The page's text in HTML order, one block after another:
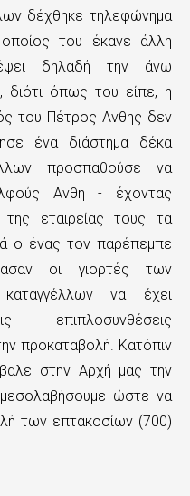
δέχθηκε τηλεφώνημα
του έκανε άλλη
δηλαδή την άνω
όπως του είπε, η
του Πέτρος Ανθης δεν
ένα διάστημα δέκα
προσπαθούσε να
Ανθη - έχοντας
εταιρείας τους τα
ο ένας τον παρέπεμπε
οι γιορτές των
να έχει
προκαταβολή. Κατόπιν
στην Αρχή μας την
ώστε να
των επτακοσίων (700)